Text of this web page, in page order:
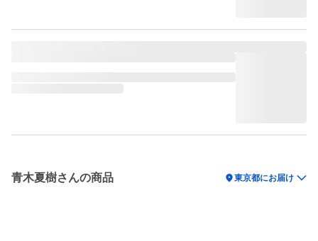
青木夏樹さんの商品 location_on東京都にお届け